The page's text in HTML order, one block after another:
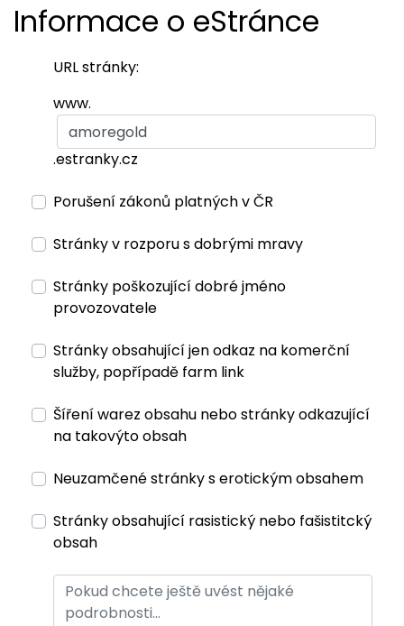
Informace o eStránce
URL stránky:
www.
.estranky.cz
Porušení zákonů platných v ČR
Stránky v rozporu s dobrými mravy
Stránky poškozující dobré jméno
provozovatele
Stránky obsahující jen odkaz na komerční
služby, popřípadě farm link
Šíření warez obsahu nebo stránky odkazující
na takovýto obsah
Neuzamčené stránky s erotickým obsahem
Stránky obsahující rasistický nebo fašistitcký
obsah